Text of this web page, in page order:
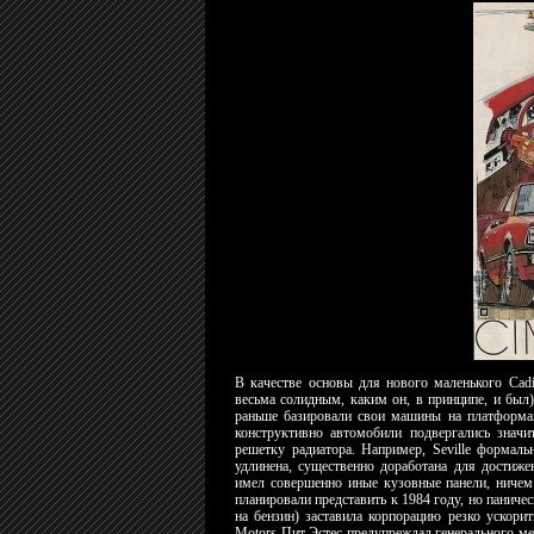
В качестве основы для нового маленького
весьма солидным, каким он, в принципе, и
раньше базировали свои машины на
конструктивно автомобили подвергались
решетку радиатора. Например, Seville
удлинена, существенно доработана для
имел совершенно иные кузовные панели,
планировали представить к 1984 году, но
на бензин) заставила корпорацию резко